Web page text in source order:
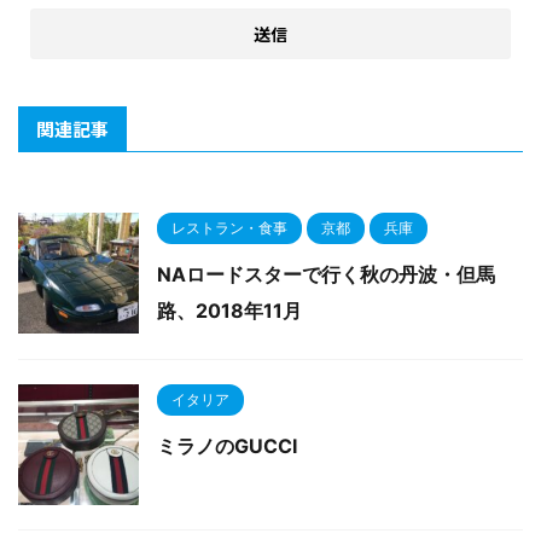
関連記事
レストラン・食事 京都 兵庫
NAロードスターで行く秋の丹波・但馬
路、2018年11月
イタリア
ミラノのGUCCI